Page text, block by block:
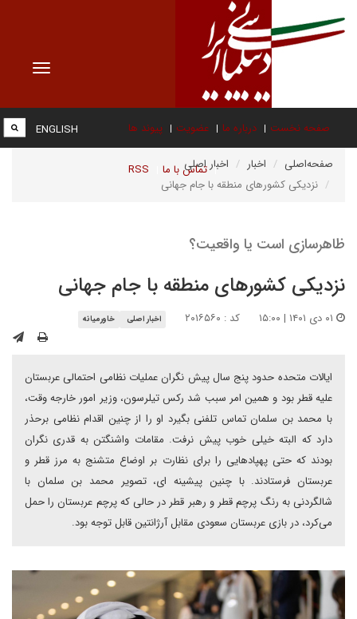
Toggle
صفحه نخست درباره ما عضویت پیوند ها
تماس با ما RSS
ENGLISH
صفحه‌اصلی اخبار
اخبار اصلی
نزدیکی کشورهای منطقه با جام جهانی
ظاهرسازی است یا واقعیت؟
نزدیکی کشورهای منطقه با جام جهانی
کد : ۲۰۱۶۵۶۰ اخبار اصلی خاورمیانه
ایالات متحده حدود پنج سال پیش نگران عملیات نظامی احتمالی عربستان
علیه قطر بود و همین امر سبب شد رکس تیلرسون، وزیر امور خارجه وقت،
با محمد بن سلمان تماس تلفنی بگیرد او را از چنین اقدام نظامی برحذر
دارد که البته خیلی خوب پیش نرفت. مقامات واشنگتن به قدری نگران
بودند که حتی پهپادهایی را برای نظارت بر اوضاع متشنج به مرز قطر و
عربستان فرستادند. با چنین پیشینه ای، تصویر محمد بن سلمان با
شالگردنی به رنگ پرچم قطر و رهبر قطر در حالی که پرچم عربستان را حمل
می‌کرد، در بازی عربستان سعودی مقابل آرژانتین قابل توجه بود.